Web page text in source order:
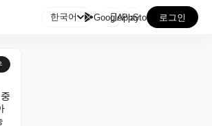
한국어 GooglePlay
AppStore 로그인